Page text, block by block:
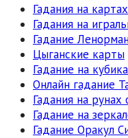
Гадания на
Гадания на
Гадание
Цыганские карты
Гадание на
Онлайн гадание
Гадания на рунах
Гадание на
Гадание Оракул